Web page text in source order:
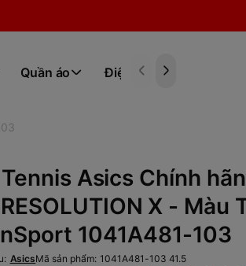
Quần áo Điện tử
Asics Chính
X - Màu
1041A481-103
AsicsMã sản phẩm: 1041A481-103 41.5